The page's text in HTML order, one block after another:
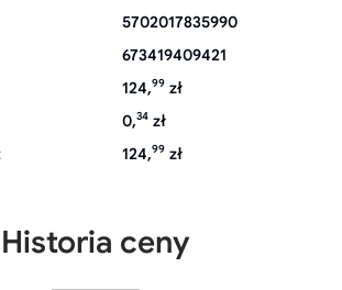
5702017835990
673419409421
124,99 zł
0,34 zł
124,99 zł
Historia ceny